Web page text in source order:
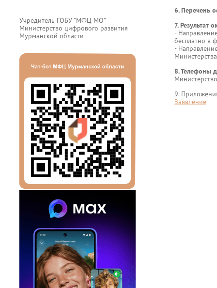
Учредитель ГОБУ "МФЦ МО"
Министерство цифрового развития
Мурманской области
6. Перечень
7. Результат
-
бесплатно в
-
8. Телефоны
9.
Заявление